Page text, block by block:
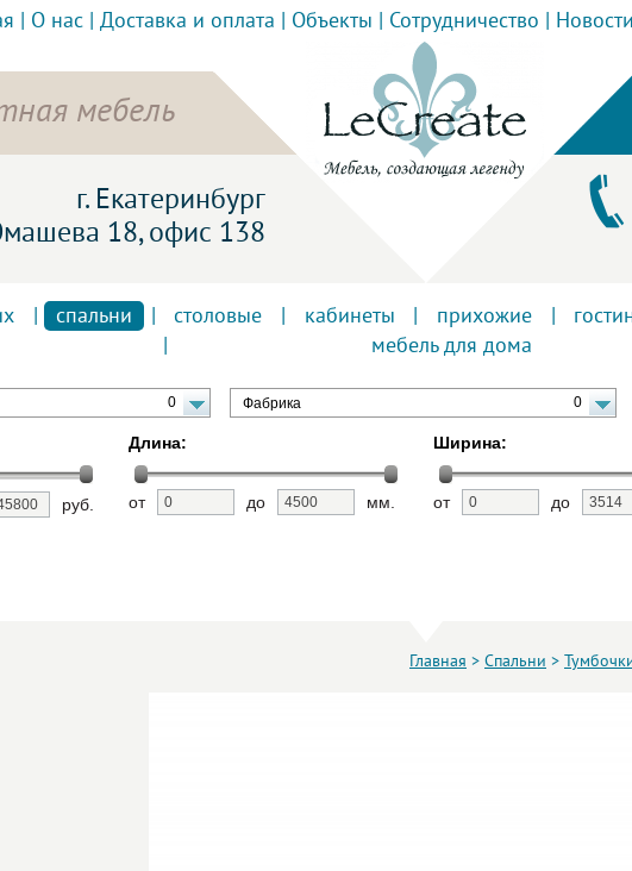
О нас Доставка и оплата Объекты Сотрудничество Новости
мебель
г. Екатеринбург
18, офис 138
спальни столовые кабинеты прихожие
мебель для дома
0 Фабрика 0
руб.
Длина:
от до мм.
Ширина:
от до
Главная > Спальни >